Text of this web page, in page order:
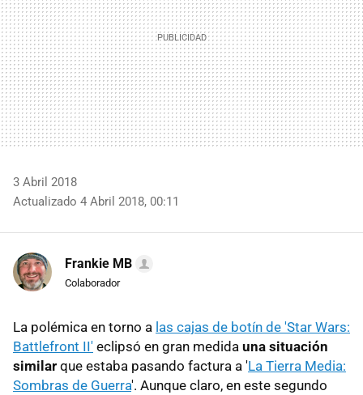
3 Abril 2018
Actualizado 4 Abril 2018, 00:11
Frankie MB
Colaborador
La polémica en torno a las cajas de botín de 'Star Wars:
Battlefront II' eclipsó en gran medida una situación
similar que estaba pasando factura a 'La Tierra Media:
Sombras de Guerra'. Aunque claro, en este segundo